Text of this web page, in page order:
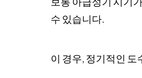
수 있습니다.
이 경우, 정기적인